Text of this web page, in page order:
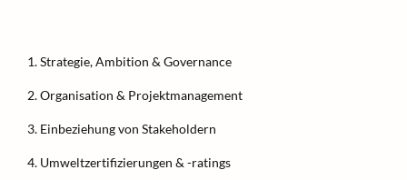
Strategie, Ambition & Governance
Organisation & Projektmanagement
Einbeziehung von Stakeholdern
Umweltzertifizierungen & -ratings